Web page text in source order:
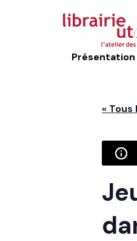
Présentation
« Tous